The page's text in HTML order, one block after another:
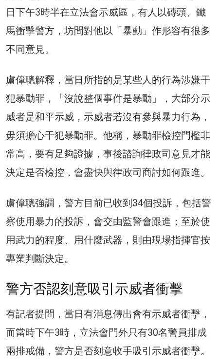
日下午3時半在立法會示威區，有人以磚頭、鐵
馬衝擊警方，坊間對他以「暴動」作形容有很多
不同意見。
盧偉聰解釋，當日所指的是某些人的行為涉嫌干
犯暴動罪，「沒說整個事件是暴動」，大部分示
威者是和平示威，示威者若沒有參與暴力行為，
毋須擔心干犯暴動罪。他稱，暴動罪檢控門檻非
常高，要有足夠證據，事後諮詢律政司意見才能
決定是否檢控，會盡快與律政司商討如何跟進。
盧偉聰強調，警方目前已收到34個投訴，包括警
察使用暴力的投訴，會交由監警會跟進；至於使
用武力的程度、用什麼武器，則由現場指揮官按
專業判斷決定。
警方否認刻意吸引示威者衝擊
有記者提問，當日有消息傳出會有示威者衝擊，
而當時下午3時，立法會門外只有30名警員排成
兩排戒備，警方是否刻意收手吸引示威者衝擊。